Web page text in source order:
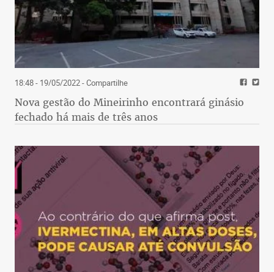
18:48 - 19/05/2022- Compartilhe
Nova gestão do Mineirinho encontrará ginásio
fechado há mais de três anos